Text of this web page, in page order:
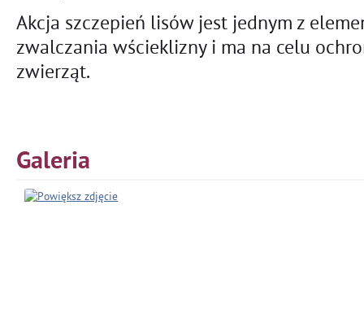
Akcja szczepień lisów jest jednym z
zwalczania wścieklizny i ma na celu
zwierząt.
Galeria